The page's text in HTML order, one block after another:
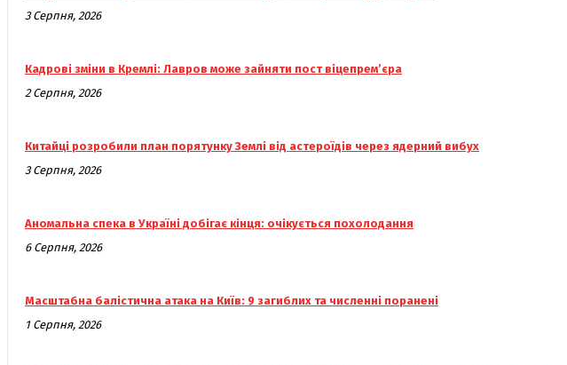
3 Серпня, 2026
Кадрові зміни в Кремлі: Лавров може зайняти пост віцепрем’єра
2 Серпня, 2026
Китайці розробили план порятунку Землі від астероїдів через ядерний вибух
3 Серпня, 2026
Аномальна спека в Україні добігає кінця: очікується похолодання
6 Серпня, 2026
Масштабна балістична атака на Київ: 9 загиблих та численні поранені
1 Серпня, 2026